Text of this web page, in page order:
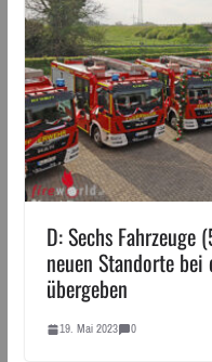
D: Sechs Fahrzeuge
neuen Standorte bei
übergeben
19. Mai 2023 0